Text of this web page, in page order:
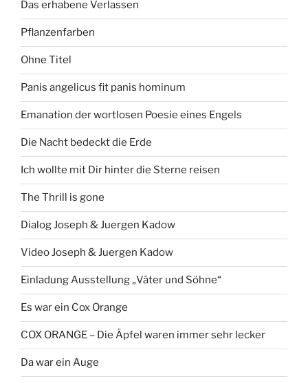
Das erhabene Verlassen
Pflanzenfarben
Ohne Titel
Panis angelicus fit panis hominum
Emanation der wortlosen Poesie eines Engels
Die Nacht bedeckt die Erde
Ich wollte mit Dir hinter die Sterne reisen
The Thrill is gone
Dialog Joseph & Juergen Kadow
Video Joseph & Juergen Kadow
Einladung Ausstellung „Väter und Söhne“
Es war ein Cox Orange
COX ORANGE – Die Äpfel waren immer sehr lecker
Da war ein Auge